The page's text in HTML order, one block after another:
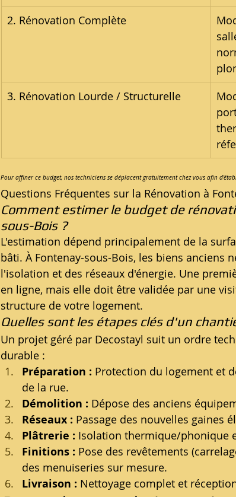
2. Rénovation Complète
3. Rénovation Lourde / Structurelle
Pour affiner ce budget, nos techniciens se déplacent gratuitement chez vous afin
Questions Fréquentes sur la Rénovation à
Comment estimer le budget de
sous-Bois ?
L'estimation dépend principalement de la
bâti. À Fontenay-sous-Bois, les biens
l'isolation et des réseaux d'énergie. Une
en ligne, mais elle doit être validée par une
structure de votre logement.
Quelles sont les étapes clés d'un
Un projet géré par Decostayl suit un ordre
durable :
Préparation : Protection du logement et
de la rue.
Démolition : Dépose des anciens
Réseaux : Passage des nouvelles gaines
Plâtrerie : Isolation thermique/phonique
Finitions : Pose des revêtements
des menuiseries sur mesure.
Livraison : Nettoyage complet et